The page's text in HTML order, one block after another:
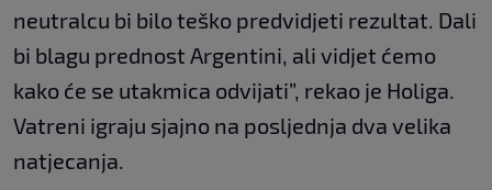
neutralcu bi bilo teško predvidjeti rezultat. Dali
bi blagu prednost Argentini, ali vidjet ćemo
kako će se utakmica odvijati”, rekao je Holiga.
Vatreni igraju sjajno na posljednja dva velika
natjecanja.